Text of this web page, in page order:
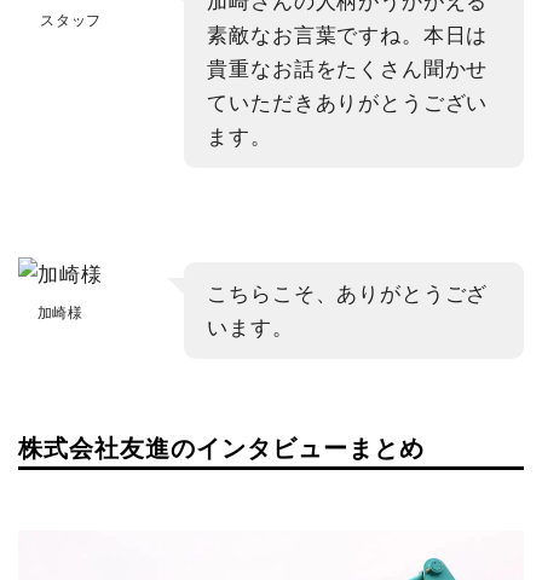
スタッフ
素敵なお言葉ですね。本日は
貴重なお話をたくさん聞かせ
ていただきありがとうござい
ます。
加崎様
こちらこそ、ありがとうござ
います。
株式会社友進のインタビューまとめ